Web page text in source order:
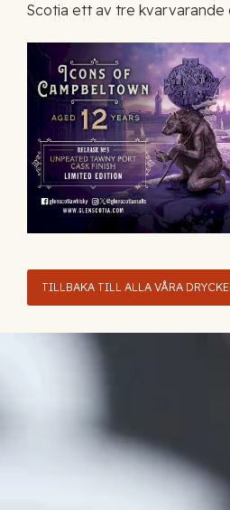
Scotia ett av tre kvarvarande
TILLBAKA TILL ALLA VÅRA